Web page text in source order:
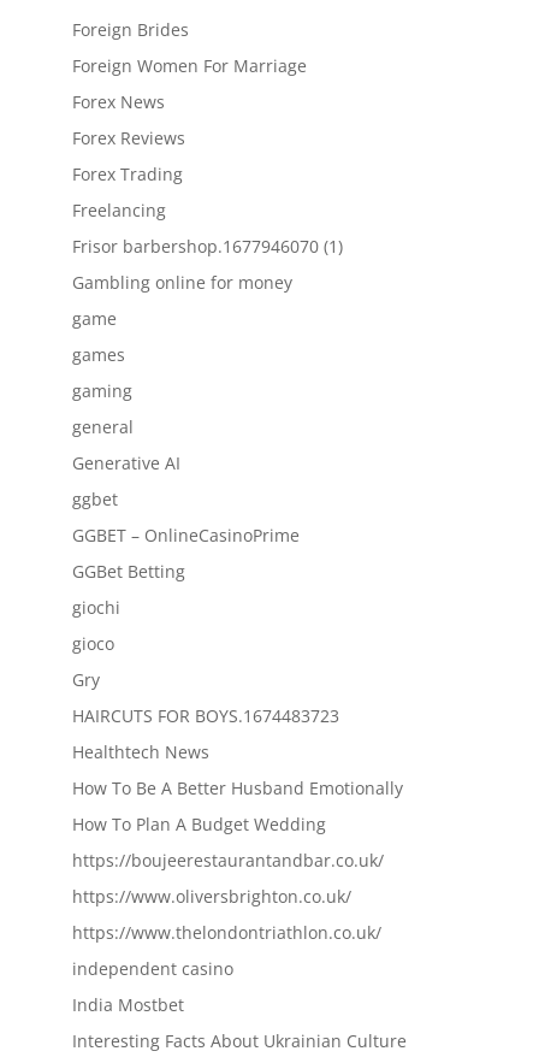
Foreign Brides
Foreign Women For Marriage
Forex News
Forex Reviews
Forex Trading
Freelancing
Frisor barbershop.1677946070 (1)
Gambling online for money
game
games
gaming
general
Generative AI
ggbet
GGBET – OnlineCasinoPrime
GGBet Betting
giochi
gioco
Gry
HAIRCUTS FOR BOYS.1674483723
Healthtech News
How To Be A Better Husband Emotionally
How To Plan A Budget Wedding
https://boujeerestaurantandbar.co.uk/
https://www.oliversbrighton.co.uk/
https://www.thelondontriathlon.co.uk/
independent casino
India Mostbet
Interesting Facts About Ukrainian Culture